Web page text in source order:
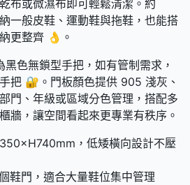
布或微濕布即可輕鬆清潔。約
一般皮鞋、運動鞋與拖鞋，也能搭
更整齊 👌。
色無鎖型手把，如有管制需求，
把 🔐。門板顏色提供 905 淺灰、
門、年級或區域分色管理，搭配多
牆，讓空間看起來更專業有秩序。
，低矮橫向設計不壓
鞋門，適合大量鞋位集中管理